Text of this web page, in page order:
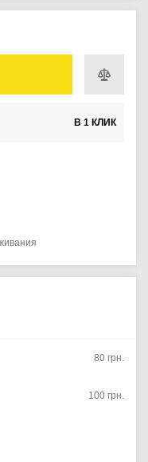
В 1 КЛИК
80 грн.
100 грн.